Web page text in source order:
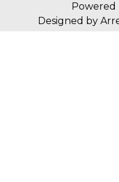
Powered
Designed by